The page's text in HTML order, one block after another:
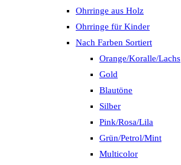
Ohrringe aus Holz
Ohrringe für Kinder
Nach Farben Sortiert
Orange/Koralle/Lachs
Gold
Blautöne
Silber
Pink/Rosa/Lila
Grün/Petrol/Mint
Multicolor